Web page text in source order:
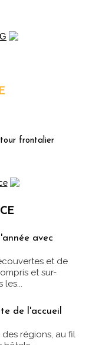
frontalier
avec
et de
et sur-
les...
de l'accueil
régions, au fil